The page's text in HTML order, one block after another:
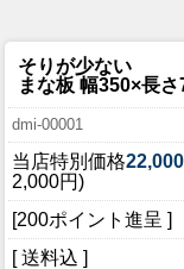
そりが少ない
まな板 幅350×長
dmi-00001
当店特別価格
2,000円)
[200ポイント進呈 ]
[ 送料込 ]